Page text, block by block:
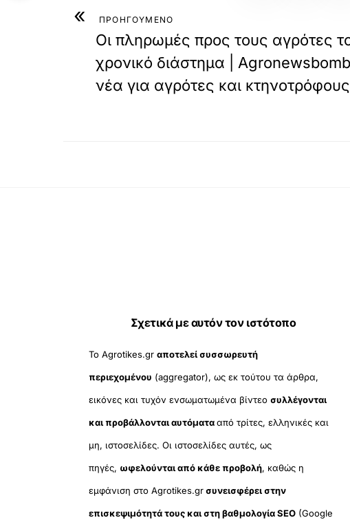
« ΠΡΟΗΓΟΥΜΕΝΟ
Οι πληρωμές προς τους αγρότες
χρονικό διάστημα | Agronewsbomb
νέα για αγρότες και κτηνοτρόφους
Σχετικά με αυτόν τον ιστότοπο
Το Agrotikes.grαποτελεί συσσωρευτή
περιεχομένου (aggregator), ως εκ τούτου τα άρθρα,
εικόνες και τυχόν ενσωματωμένα βίντεοσυλλέγονται
και προβάλλονται αυτόματααπό τρίτες, ελληνικές και
μη, ιστοσελίδες. Οι ιστοσελίδες αυτές, ως
πηγές, ωφελούνται από κάθε προβολή, καθώς η
εμφάνιση στο Agrotikes.grσυνεισφέρει στην
επισκεψιμότητά τους και στη βαθμολογία SEO (Google